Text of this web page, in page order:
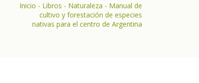
Inicio - Libros - Naturaleza - Manual de
cultivo y forestación de especies
nativas para el centro de Argentina